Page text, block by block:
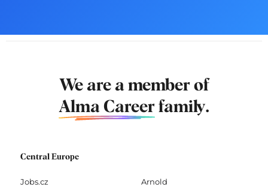
We are a member of
Alma Career family.
Central Europe
Jobs.cz
Arnold